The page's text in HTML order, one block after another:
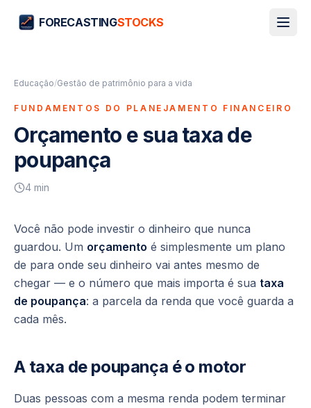
FORECASTINGSTOCKS
Educação/Gestão de patrimônio para a vida
FUNDAMENTOS DO PLANEJAMENTO FINANCEIRO
Orçamento e sua taxa de
poupança
4 min
Você não pode investir o dinheiro que nunca
guardou. Um orçamento é simplesmente um plano
de para onde seu dinheiro vai antes mesmo de
chegar — e o número que mais importa é sua taxa
de poupança: a parcela da renda que você guarda a
cada mês.
A taxa de poupança é o motor
Duas pessoas com a mesma renda podem terminar